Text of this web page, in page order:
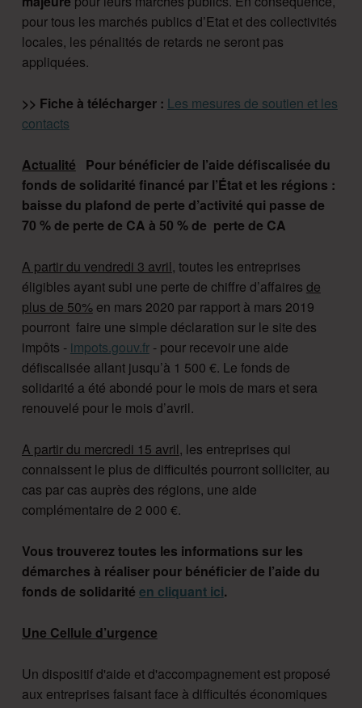
pour tous les marchés publics d’Etat et des collectivités
locales, les pénalités de retards ne seront pas
appliquées.
>> Fiche à télécharger : Les mesures de soutien et les
contacts
Actualité Pour bénéficier de l’aide défiscalisée du
fonds de solidarité financé par l’État et les régions :
baisse du plafond de perte d’activité qui passe de
70 % de perte de CA à 50 % de perte de CA
A partir du vendredi 3 avril, toutes les entreprises
éligibles ayant subi une perte de chiffre d’affaires de
plus de 50%en mars 2020 par rapport à mars 2019
pourront faire une simple déclaration sur le site des
impôts - impots.gouv.fr- pour recevoir une aide
défiscalisée allant jusqu’à 1 500 €. Le fonds de
solidarité a été abondé pour le mois de mars et sera
renouvelé pour le mois d’avril.
A partir du mercredi 15 avril, les entreprises qui
connaissent le plus de difficultés pourront solliciter, au
cas par cas auprès des régions, une aide
complémentaire de 2 000 €.
Vous trouverez toutes les informations sur les
démarches à réaliser pour bénéficier de l’aide du
fonds de solidarité en cliquant ici.
Une Cellule d’urgence
Un dispositif d'aide et d'accompagnement est proposé
aux entreprises faisant face à difficultés économiques